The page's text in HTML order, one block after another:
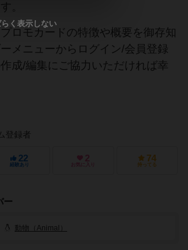
。
ロモカードの特徴や概要を御存知
メニューからログイン/会員登録
作成/編集にご協力いただければ幸
登録者
22
経験あり
2
お気に入り
74
持ってる
ー
動物（Animal）
らく表示しない